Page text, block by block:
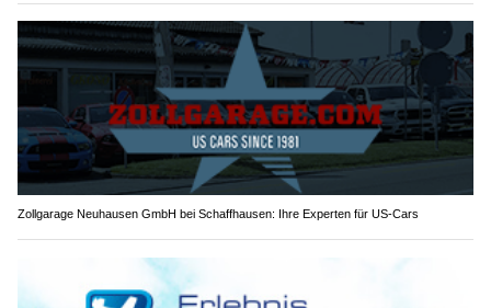
Zollgarage Neuhausen GmbH bei Schaffhausen: Ihre Experten für US-Cars